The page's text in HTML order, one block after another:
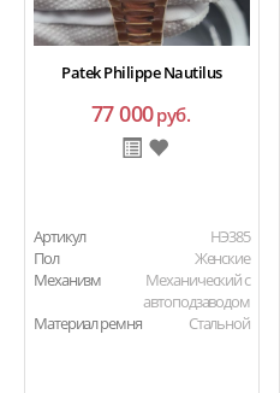
Patek Philippe Nautilus
77 000руб.
Артикул
HЭ385
Пол
Женские
Механизм
Механический с
автоподзаводом
Материал ремня
Стальной